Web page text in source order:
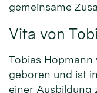
gemeinsame
Vita von
Tobias Hopmann
geboren und ist
einer Ausbildung